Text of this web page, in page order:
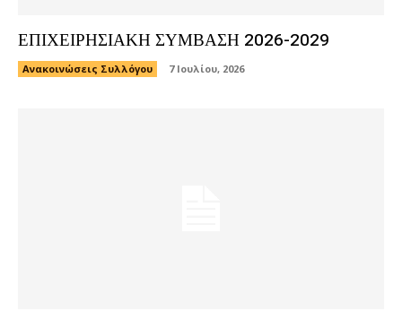
ΕΠΙΧΕΙΡΗΣΙΑΚΗ ΣΥΜΒΑΣΗ 2026-2029
Ανακοινώσεις Συλλόγου 7 Ιουλίου, 2026